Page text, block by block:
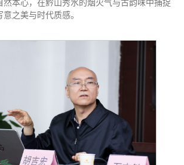
然本心，在黔山秀水的烟火气与古韵味中捕捉
之美与时代质感。